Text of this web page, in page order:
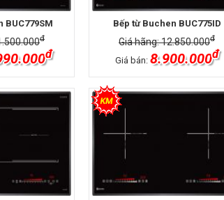
BUC779SM
đ
đ
Bếp từ Buchen BUC775ID
Giá hãng: 12.850.000đ
Giá bán: 8.900.000đ